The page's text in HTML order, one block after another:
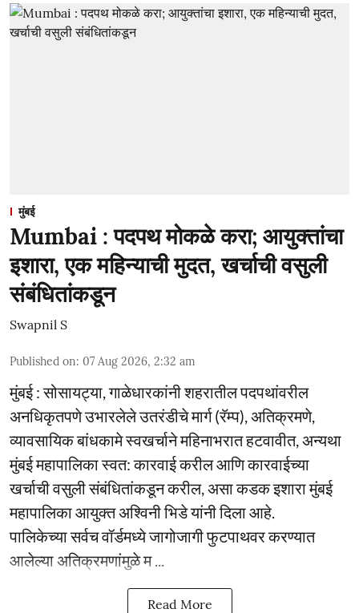
मुंबई
Mumbai : पदपथ मोकळे करा; आयुक्तांचा
इशारा, एक महिन्याची मुदत, खर्चाची वसुली
संबंधितांकडून
Swapnil S
Published on: 07 Aug 2026, 2:32 am
मुंबई : सोसायट्या, गाळेधारकांनी शहरातील पदपथांवरील
अनधिकृतपणे उभारलेले उतरंडीचे मार्ग (रॅम्प), अतिक्रमणे,
व्यावसायिक बांधकामे स्वखर्चाने महिनाभरात हटवावीत, अन्यथा
मुंबई महापालिका स्वत: कारवाई करील आणि कारवाईच्या
खर्चाची वसुली संबंधितांकडून करील, असा कडक इशारा मुंबई
महापालिका आयुक्त अश्विनी भिडे यांनी दिला आहे.
पालिकेच्या सर्वच वॉर्डमध्ये जागोजागी फुटपाथवर करण्यात
आलेल्या अतिक्रमणांमुळे म ...
Read More